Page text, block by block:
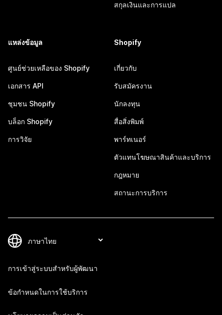
สกุลเงินและการแปล
แหล่งข้อมูล
ศูนย์ช่วยเหลือของ Shopify
เอกสาร API
ชุมชน Shopify
บล็อก Shopify
การวิจัย
Shopify
เกี่ยวกับ
รับสมัครงาน
นักลงทุน
สื่อสิ่งพิมพ์
พาร์ทเนอร์
ตัวแทนโฆษณาสินค้าและบริการ
กฎหมาย
สถานะการบริการ
การเข้าสู่ระบบสำหรับผู้พัฒนา
ข้อกำหนดในการใช้บริการ